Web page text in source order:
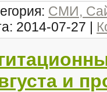
СМИ,
2014-07-27 |
и